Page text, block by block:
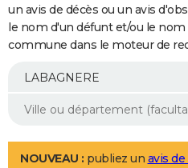
Impôts
Immobilier
Risques naturels par ville
Banque
Assurance
Crédit
AUTO
Essais
Réserver un essai
Citadines
Berlines
SUV
Forum auto
+
Mobiles
Meilleur smartphone
Internet
Ordinateurs
Jeux vidéo
Guide high-tech
Aménagement intérieur
LIFESTYLE
un avis de décès ou un avis
le nom d'un défunt et/ou le nom
commune dans le moteur de
NOUVEAU : publiez un avis